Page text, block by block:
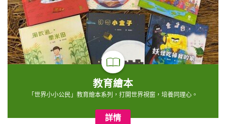
教育繪本
「世界小小公民」教育繪本系列，打開世界視窗，培養同理心。
詳情